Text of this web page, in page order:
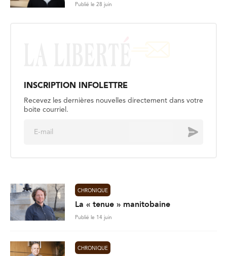
Publié le 28 juin
INSCRIPTION INFOLETTRE
Recevez les dernières nouvelles directement dans votre
boite courriel.
Envoyer
CHRONIQUE
La « tenue » manitobaine
Publié le 14 juin
CHRONIQUE